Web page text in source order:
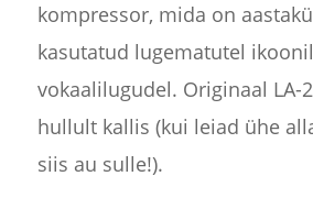
kompressor, mida on
kasutatud lugematutel
vokaalilugudel. Originaal LA-
hullult kallis (kui leiad ühe
siis au sulle!).